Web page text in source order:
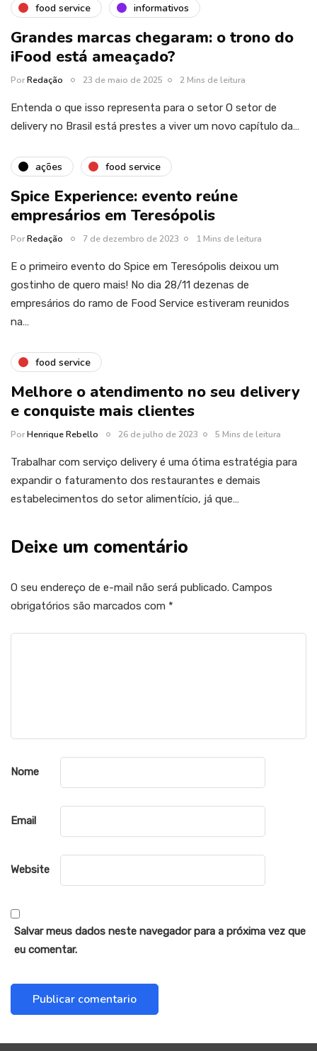
food service informativos
Grandes marcas chegaram: o trono do
iFood está ameaçado?
PorRedação 23 de maio de 2025 2 Mins de leitura
Entenda o que isso representa para o setor O setor de
delivery no Brasil está prestes a viver um novo capítulo da…
ações food service
Spice Experience: evento reúne
empresários em Teresópolis
PorRedação 7 de dezembro de 2023 1 Mins de leitura
E o primeiro evento do Spice em Teresópolis deixou um
gostinho de quero mais! No dia 28/11 dezenas de
empresários do ramo de Food Service estiveram reunidos
na…
food service
Melhore o atendimento no seu delivery
e conquiste mais clientes
PorHenrique Rebello 26 de julho de 2023 5 Mins de leitura
Trabalhar com serviço delivery é uma ótima estratégia para
expandir o faturamento dos restaurantes e demais
estabelecimentos do setor alimentício, já que…
Deixe um comentário
O seu endereço de e-mail não será publicado. Campos
obrigatórios são marcados com *
Nome
Email
Website
Salvar meus dados neste navegador para a próxima vez que
eu comentar.